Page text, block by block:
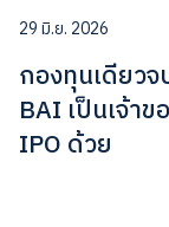
29 มิ.ย. 2026
กองทุนเดียว
BAI เป็นเจ้า
IPO ด้วย